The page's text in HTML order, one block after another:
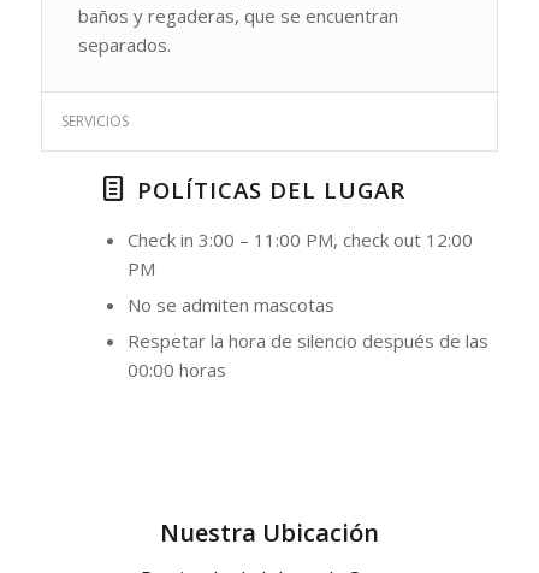
baños y regaderas, que se encuentran
separados.
SERVICIOS
POLÍTICAS DEL LUGAR
Check in 3:00 – 11:00 PM, check out 12:00
PM
No se admiten mascotas
Respetar la hora de silencio después de las
00:00 horas
Nuestra Ubicación